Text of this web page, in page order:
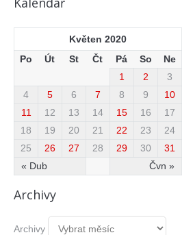
Květen 2020
Po
Út St Čt Pá So Ne
« Dub Čvn »
1 2
3
4
5 6 7 8 9
10
11
12 13 14 15 16
17
18
19 20 21 22 23
24
25
26 27 28 29 30 31
Archivy
Archivy